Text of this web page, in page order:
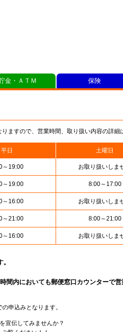
ますので、営業時間、取り扱い内容の詳細
平日 土曜日
～19:00 お取り扱いしま
～19:00 8:00～17:00
～16:00 お取り扱いしま
～21:00 8:00～21:00
～16:00 お取り扱いしま
内においても郵便窓口カウンターで営
申込みとなります。
宣伝してみませんか？
金・ＡＴＭ 保険